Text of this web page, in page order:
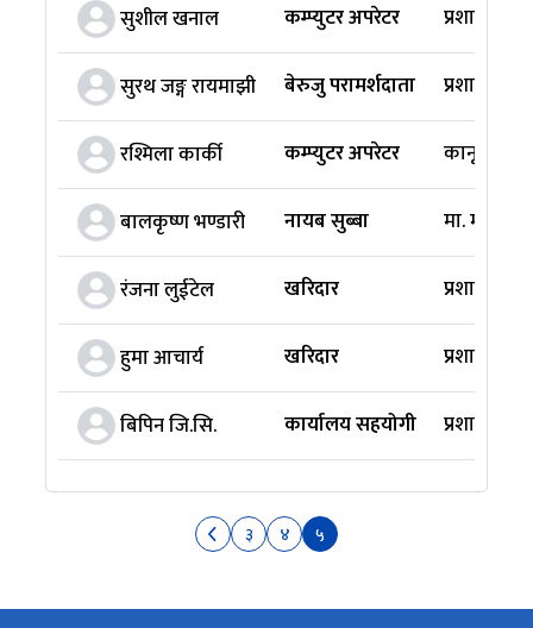
सुशील खनाल कम्प्युटर अपरेटर प्रशासन
सुरथ जङ्ग रायमाझी बेरुजु परामर्शदाता प्रशासन
रश्मिला कार्की कम्प्युटर अपरेटर कानून तथा
बालकृष्ण भण्डारी नायब सुब्बा मा.
रंजना लुईटेल खरिदार प्रशासन
हुमा आचार्य खरिदार प्रशासन
बिपिन जि.सि. कार्यालय सहयोगी प्रशासन
३ ४ ५